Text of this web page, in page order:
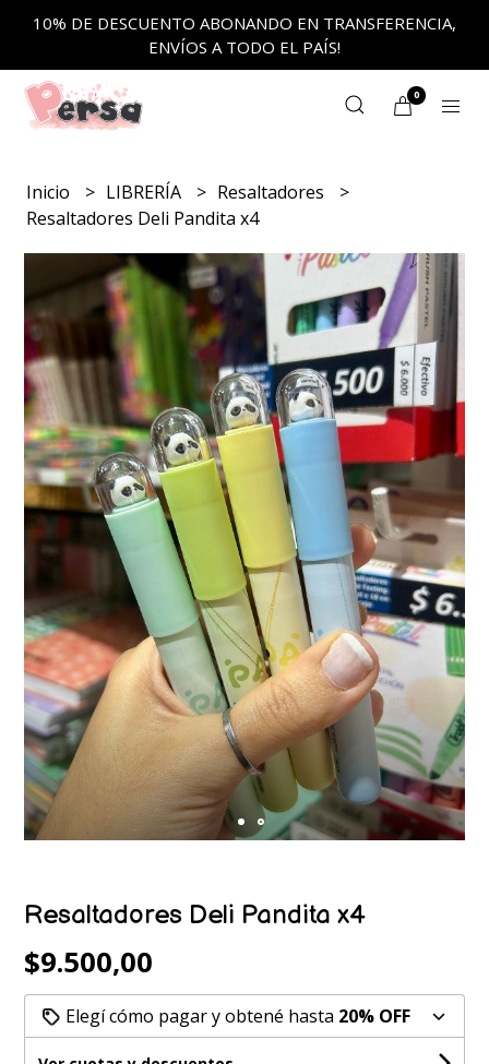
10% DE DESCUENTO ABONANDO EN TRANSFERENCIA,
ENVÍOS A TODO EL PAÍS!
0
Inicio LIBRERÍA
Resaltadores
Resaltadores Deli Pandita x4
Resaltadores Deli Pandita x4
$9.500,00
Elegí cómo pagar y obtené hasta 20% OFF